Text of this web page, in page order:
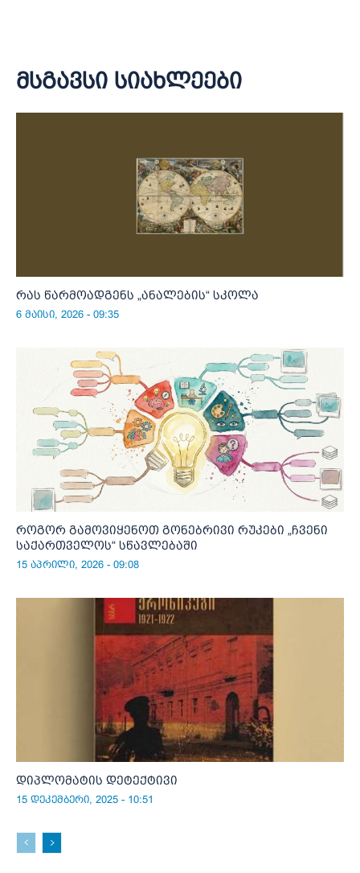
მსგავსი სიახლეები
რას წარმოადგენს „ანალების“ სკოლა
6 მაისი, 2026 - 09:35
როგორ გამოვიყენოთ გონებრივი რუკები „ჩვენი
საქართველოს“ სწავლებაში
15 აპრილი, 2026 - 09:08
დიპლომატის დეტექტივი
15 დეკემბერი, 2025 - 10:51